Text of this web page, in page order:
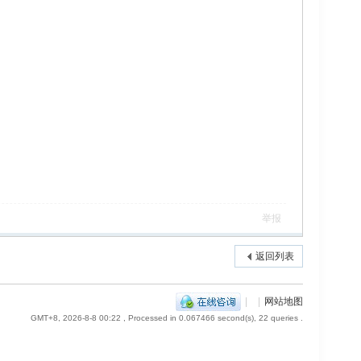
举报
返回列表
| | 网站地图
GMT+8, 2026-8-8 00:22 , Processed in 0.067466 second(s), 22 queries .